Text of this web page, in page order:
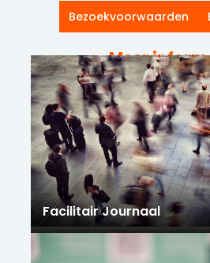
Bezoekvoorwaarden
Meer
Facilitair Journaal